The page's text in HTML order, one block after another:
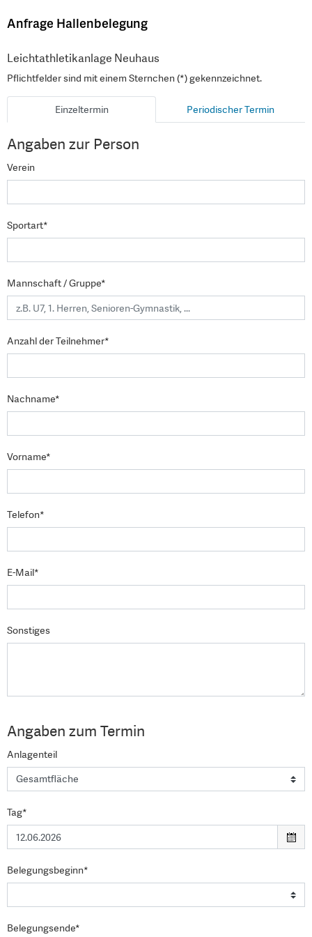
Anfrage Hallenbelegung
Leichtathletikanlage Neuhaus
Pflichtfelder sind mit einem Sternchen (*) gekennzeichnet.
Einzeltermin Periodischer Termin
Angaben zur Person
Verein
Sportart*
Mannschaft / Gruppe*
Anzahl der Teilnehmer*
Nachname*
Vorname*
Telefon*
E-Mail*
Sonstiges
Angaben zum Termin
Anlagenteil
Tag*
Belegungsbeginn*
Belegungsende*